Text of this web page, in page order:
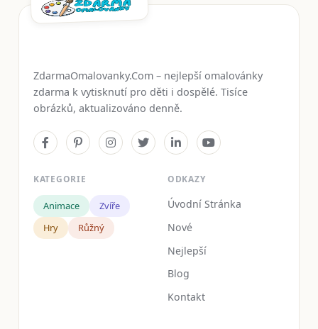
ZdarmaOmalovanky.Com – nejlepší omalovánky
zdarma k vytisknutí pro děti i dospělé. Tisíce
obrázků, aktualizováno denně.
KATEGORIE
Animace
Zvíře
Hry
Růžný
ODKAZY
Úvodní Stránka
Nové
Nejlepší
Blog
Kontakt